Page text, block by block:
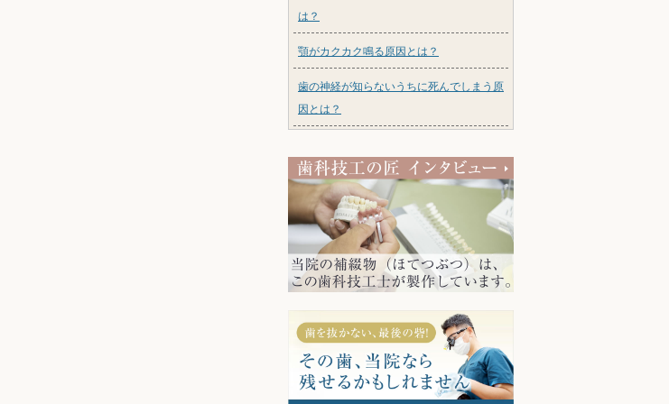
は？
顎がカクカク鳴る原因とは？
歯の神経が知らないうちに死んでしまう原
因とは？